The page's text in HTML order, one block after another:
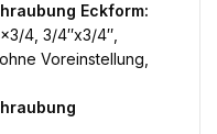
Eckform:
4, 3/4″x3/4″,
Voreinstellung,